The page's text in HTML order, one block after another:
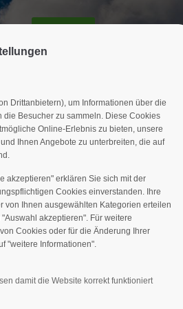
Der Eintrag "offcanvas-col3"
nicht.
Drittanbietern), um Informationen über die
die Besucher zu sammeln. Diese Cookies
Online-Erlebnis zu bieten, unsere
Ihnen Angebote zu unterbreiten, die auf
akzeptieren" erklären Sie sich mit der
Cookies einverstanden. Ihre
von Ihnen ausgewählten Kategorien erteilen
akzeptieren". Für weitere
Cookies oder für die Änderung Ihrer
"weitere Informationen".
damit die Website korrekt funktioniert